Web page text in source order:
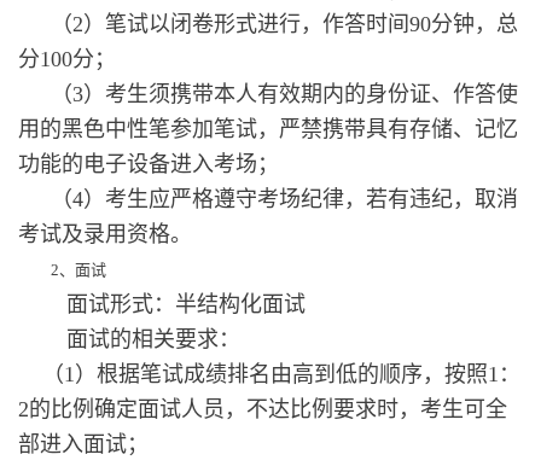
（2）笔试以闭卷形式进行，作答时间90分钟，总
分100分；
（3）考生须携带本人有效期内的身份证、作答使
用的黑色中性笔参加笔试，严禁携带具有存储、记忆
功能的电子设备进入考场；
（4）考生应严格遵守考场纪律，若有违纪，取消
考试及录用资格。
2、面试
面试形式：半结构化面试
面试的相关要求：
（1）根据笔试成绩排名由高到低的顺序，按照1：
2的比例确定面试人员，不达比例要求时，考生可全
部进入面试；